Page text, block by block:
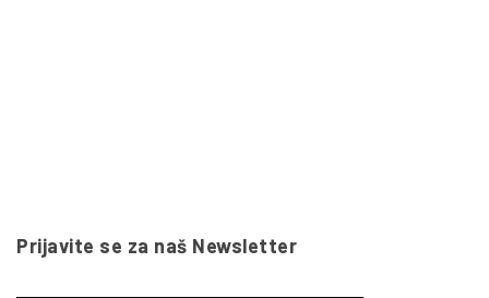
Prijavite se za naš Newsletter